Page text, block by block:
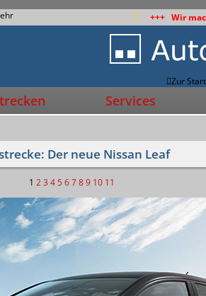
+++ Wir
Zur
Services
Der neue Nissan Leaf
1 2 3 4 5 6 7 8 9 10 11